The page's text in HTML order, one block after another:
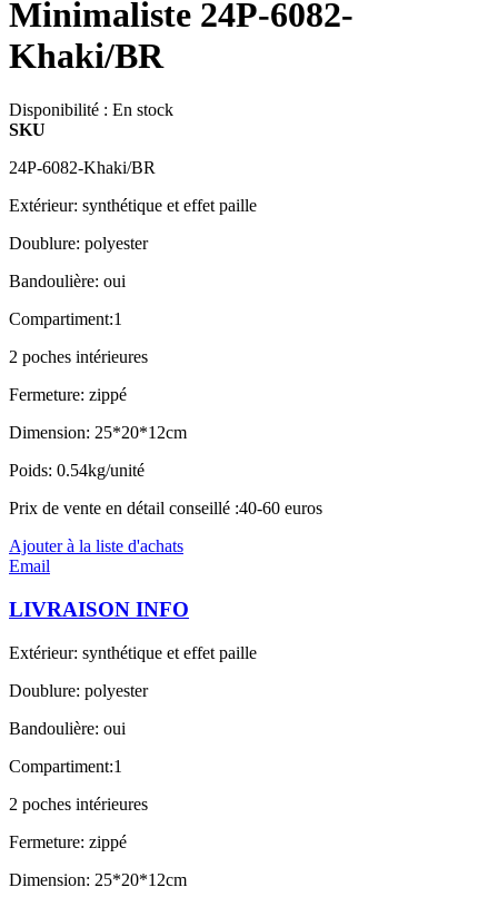
Minimaliste 24P-6082-
Khaki/BR
Disponibilité : En stock
SKU
24P-6082-Khaki/BR
Extérieur: synthétique et effet paille
Doublure: polyester
Bandoulière: oui
Compartiment:1
2 poches intérieures
Fermeture: zippé
Dimension: 25*20*12cm
Poids: 0.54kg/unité
Prix de vente en détail conseillé :40-60 euros
Ajouter à la liste d'achats
Email
LIVRAISON INFO
Extérieur: synthétique et effet paille
Doublure: polyester
Bandoulière: oui
Compartiment:1
2 poches intérieures
Fermeture: zippé
Dimension: 25*20*12cm